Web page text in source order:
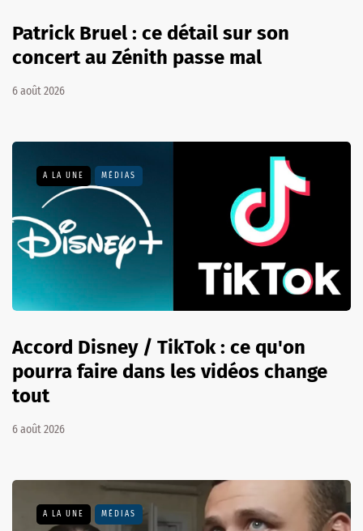
Patrick Bruel : ce détail sur son
concert au Zénith passe mal
6 août 2026
A LA UNE MÉDIAS
Accord Disney / TikTok : ce qu'on
pourra faire dans les vidéos change
tout
6 août 2026
A LA UNE MÉDIAS